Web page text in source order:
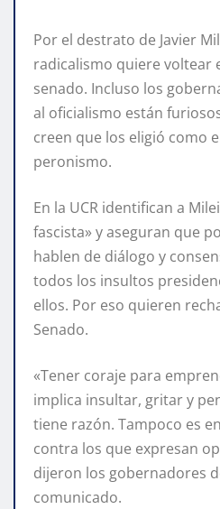
Por el destrato de Javier
radicalismo quiere voltear
senado. Incluso los
al oficialismo están
creen que los eligió como
peronismo.
En la UCR identifican a
fascista» y aseguran que
hablen de diálogo y
todos los insultos
ellos. Por eso quieren
Senado.
«Tener coraje para
implica insultar, gritar y
tiene razón. Tampoco es
contra los que expresan
dijeron los gobernadores
comunicado.